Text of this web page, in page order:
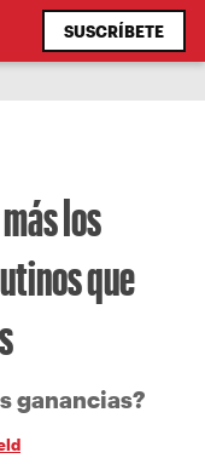
SUSCRÍBETE
los
que
ganancias?